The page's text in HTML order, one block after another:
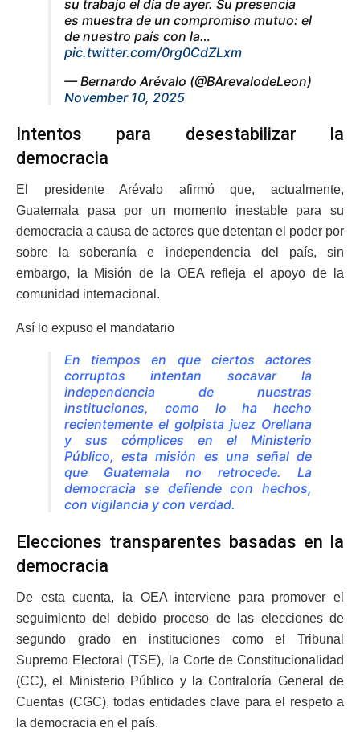
su trabajo el día de ayer. Su presencia
es muestra de un compromiso mutuo: el
de nuestro país con la…
pic.twitter.com/0rg0CdZLxm
— Bernardo Arévalo (@BArevalodeLeon)
November 10, 2025
Intentos para desestabilizar la
democracia
El presidente Arévalo afirmó que, actualmente,
Guatemala pasa por un momento inestable para su
democracia a causa de actores que detentan el poder por
sobre la soberanía e independencia del país, sin
embargo, la Misión de la OEA refleja el apoyo de la
comunidad internacional.
Así lo expuso el mandatario
En tiempos en que ciertos actores
corruptos intentan socavar la
independencia de nuestras
instituciones, como lo ha hecho
recientemente el golpista juez Orellana
y sus cómplices en el Ministerio
Público, esta misión es una señal de
que Guatemala no retrocede. La
democracia se defiende con hechos,
con vigilancia y con verdad.
Elecciones transparentes basadas en la
democracia
De esta cuenta, la OEA interviene para promover el
seguimiento del debido proceso de las elecciones de
segundo grado en instituciones como el Tribunal
Supremo Electoral (TSE), la Corte de Constitucionalidad
(CC), el Ministerio Público y la Contraloría General de
Cuentas (CGC), todas entidades clave para el respeto a
la democracia en el país.